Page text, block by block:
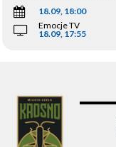
18.09, 18:00
Emocje TV
18.09, 17:55